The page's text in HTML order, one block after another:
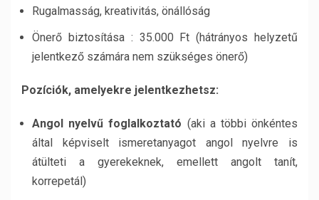
Rugalmasság, kreativitás, önállóság
Önerő biztosítása : 35.000 Ft (hátrányos helyzetű
jelentkező számára nem szükséges önerő)
Pozíciók, amelyekre jelentkezhetsz:
Angol nyelvű foglalkoztató (aki a többi önkéntes
által képviselt ismeretanyagot angol nyelvre is
átülteti a gyerekeknek, emellett angolt tanít,
korrepetál)